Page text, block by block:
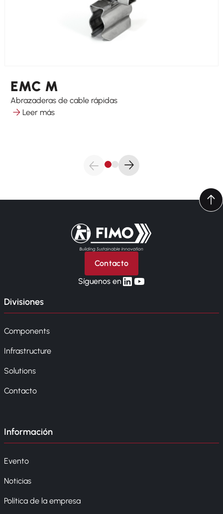
EMC M
Abrazaderas de cable rápidas
Leer más
Volver a la página principal
Contacto
Síguenos enlinkedin
yt
Divisiones
Components
Infrastructure
Solutions
Contacto
Información
Evento
Noticias
Política de la empresa